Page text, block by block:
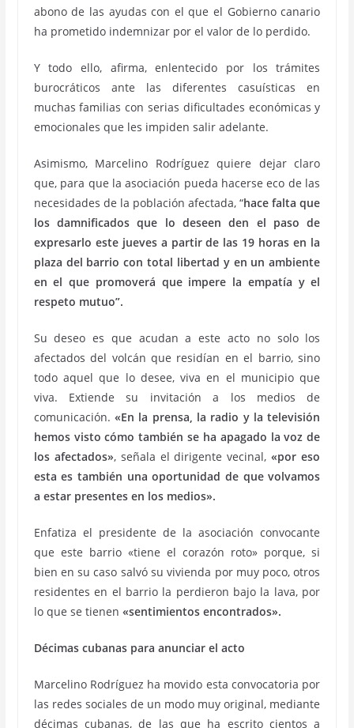
abono de las ayudas con el que el Gobierno canario
ha prometido indemnizar por el valor de lo perdido.
Y todo ello, afirma, enlentecido por los trámites
burocráticos ante las diferentes casuísticas en
muchas familias con serias dificultades económicas y
emocionales que les impiden salir adelante.
Asimismo, Marcelino Rodríguez quiere dejar claro
que, para que la asociación pueda hacerse eco de las
necesidades de la población afectada, “hace falta que
los damnificados que lo deseen den el paso de
expresarlo este jueves a partir de las 19 horas en la
plaza del barrio con total libertad y en un ambiente
en el que promoverá que impere la empatía y el
respeto mutuo”.
Su deseo es que acudan a este acto no solo los
afectados del volcán que residían en el barrio, sino
todo aquel que lo desee, viva en el municipio que
viva. Extiende su invitación a los medios de
comunicación.«En la prensa, la radio y la televisión
hemos visto cómo también se ha apagado la voz de
los afectados», señala el dirigente vecinal,«por eso
esta es también una oportunidad de que volvamos
a estar presentes en los medios».
Enfatiza el presidente de la asociación convocante
que este barrio «tiene el corazón roto» porque, si
bien en su caso salvó su vivienda por muy poco, otros
residentes en el barrio la perdieron bajo la lava, por
lo que se tienen «sentimientos encontrados».
Décimas cubanas para anunciar el acto
Marcelino Rodríguez ha movido esta convocatoria por
las redes sociales de un modo muy original, mediante
décimas cubanas, de las que ha escrito cientos a